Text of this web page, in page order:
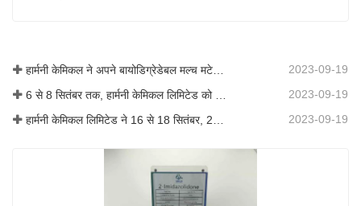
2023-09-19
2023-09-19
हार्मनी केमिकल लिमिटेड ने 16 से 18 सितंबर, 2019 तक शंघाई, चीन में आयोजित आईसीआईएफ चीन 2019 में भाग लिया। 2023-09-19